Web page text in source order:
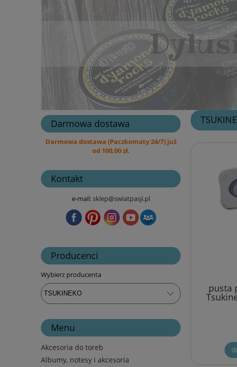
Darmowa dostawa
Darmowa dostawa (Paczkomaty 24/7) już
od 100,00 zł.
Kontakt
e-mail:sklep@swiatpasji.pl
Producenci
Wybierz producenta
Menu
Akcesoria do toreb
Albumy, notesy i akcesoria
pusta